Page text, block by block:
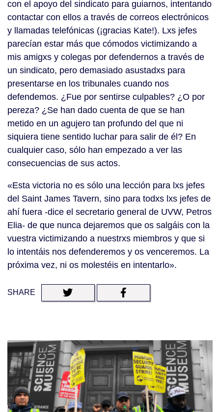
con el apoyo del sindicato para guiarnos, intentando
contactar con ellos a través de correos electrónicos
y llamadas telefónicas (¡gracias Kate!). Lxs jefes
parecían estar más que cómodos victimizando a
mis amigxs y colegas por defendernos a través de
un sindicato, pero demasiado asustadxs para
presentarse en los tribunales cuando nos
defendemos. ¿Fue por sentirse culpables? ¿O por
pereza? ¿Se han dado cuenta de que se han
metido en un agujero tan profundo del que ni
siquiera tiene sentido luchar para salir de él? En
cualquier caso, sólo han empezado a ver las
consecuencias de sus actos.
«Esta victoria no es sólo una lección para lxs jefes
del Saint James Tavern, sino para todxs lxs jefes de
ahí fuera -dice el secretario general de UVW, Petros
Elia- de que nunca dejaremos que os salgáis con la
vuestra victimizando a nuestrxs miembros y que si
lo intentáis nos defenderemos y os venceremos. La
próxima vez, ni os molestéis en intentarlo».
SHARE